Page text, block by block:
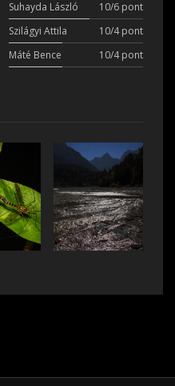
Suhayda László
10/6 pont
Szilágyi Attila
10/4 pont
Máté Bence
10/4 pont